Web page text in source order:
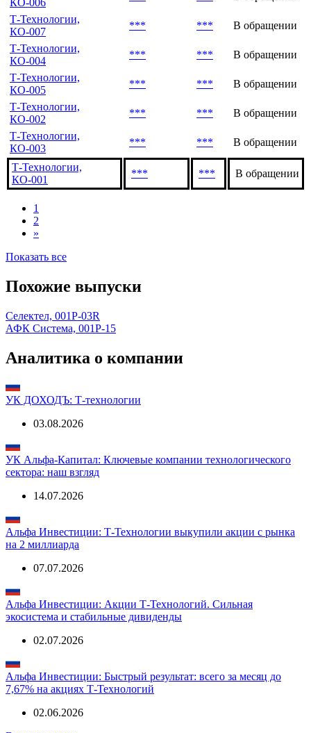
Т-Технологии,
КО-007
*** ***
В обращении
Т-Технологии,
КО-004
*** ***
В обращении
Т-Технологии,
КО-005
*** ***
В обращении
Т-Технологии,
КО-002
*** ***
В обращении
Т-Технологии,
КО-003
*** *** В обращении
Т-Технологии,
КО-001
*** *** В обращении
1
2
»
Показать все
Похожие выпуски
Селектел, 001Р-03R
АФК Система, 001P-15
Аналитика о компании
УК ДОХОДЪ: Т-технологии
03.08.2026
УК Альфа-Капитал: Ключевые компании технологического
сектора: наш взгляд
14.07.2026
Альфа Инвестиции: Т-Технологии выкупили акции с рынка
на 2 миллиарда
07.07.2026
Альфа Инвестиции: Акции Т-Технологий. Сильная
экосистема и стабильные дивиденды
02.07.2026
Альфа Инвестиции: Быстрый результат: всего за месяц до
7,67% на акциях Т-Технологий
02.06.2026